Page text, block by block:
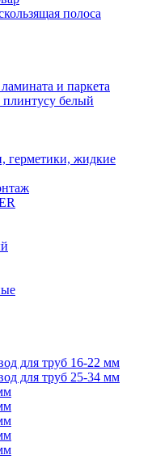
полоса
и паркета
белый
жидкие
для труб 16-22 мм
для труб 25-34 мм